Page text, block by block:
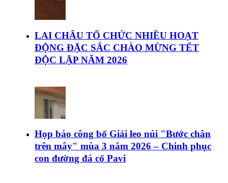
LAI CHÂU TỔ CHỨC NHIỀU HOẠT
ĐỘNG ĐẶC SẮC CHÀO MỪNG TẾT
ĐỘC LẬP NĂM 2026
Họp báo công bố Giải leo núi "Bước chân
trên mây" mùa 3 năm 2026 – Chinh phục
con đường đá cổ Pavi